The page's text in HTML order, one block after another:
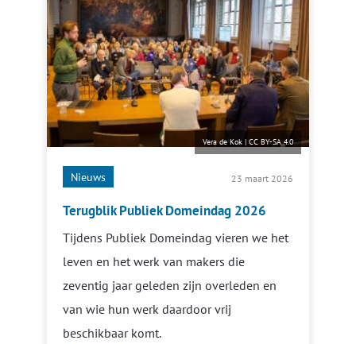
Vera de Kok| CC BY-SA 4.0
Nieuws 23 maart 2026
Terugblik Publiek Domeindag 2026
Tijdens Publiek Domeindag vieren we het
leven en het werk van makers die
zeventig jaar geleden zijn overleden en
van wie hun werk daardoor vrij
beschikbaar komt.